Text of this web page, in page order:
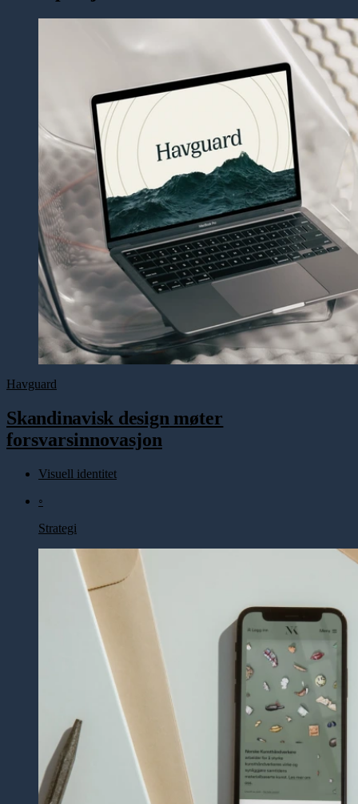
Havguard
Skandinavisk design møter
forsvarsinnovasjon
Visuell identitet
◦
Strategi